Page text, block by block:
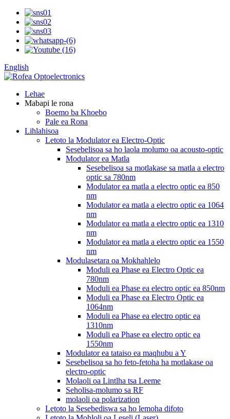
English
Lehae
Mabapi le rona
Boemo ba Khoebo
Pale ea Rona
Lihlahisoa
Letoto la Modulator ea Electro-Optic
Sesebelisoa sa ho laola molumo oa acousto-optic
Modulator ea Matla
Sesebelisoa sa motlakase sa matla a electro
optic sa 780nm
Modulator ea matla a electro optic ea 850
nm
Modulator ea matla a electro optic ea 1064
nm
Modulator ea matla a electro optic ea 1310
nm
Modulator ea matla a electro optic ea 1550
nm
Modulasetara oa Mokhahlelo
Moduli ea Phase ea Electro Optic ea
780nm
Moduli ea Phase ea electro optic ea 850nm
Moduli ea Phase ea Electro Optic ea
1064nm
Moduli ea Phase ea electro optic ea
1310nm
Moduli ea Phase ea electro optic ea
1550nm
Modulator ea tataiso ea maqhubu a Y
Sesebelisoa sa ho feto-fetoha ha motlakase oa
electro-optic
Molaoli oa Lintlha tsa Leeme
Seholisa-molumo sa RF
molaoli oa polarization
Letoto la Sesebediswa sa ho lemoha difoto